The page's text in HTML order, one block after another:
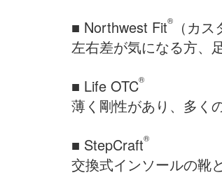
■ Northwest Fit®
（カ
左右差が気になる方、
■ Life OTC®
薄く剛性があり、多く
■ StepCraft®
交換式インソールの靴